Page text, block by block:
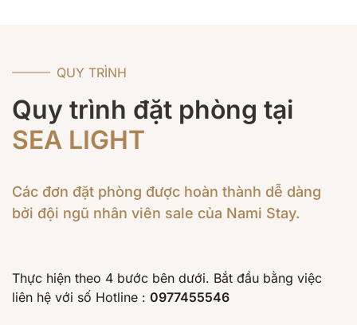
QUY TRÌNH
Quy trình đặt phòng tại
SEA LIGHT
Các đơn đặt phòng được hoàn thành dễ dàng
bởi đội ngũ nhân viên sale của Nami Stay.
Thực hiện theo 4 bước bên dưới. Bắt đầu bằng việc
liên hệ với số Hotline : 0977455546